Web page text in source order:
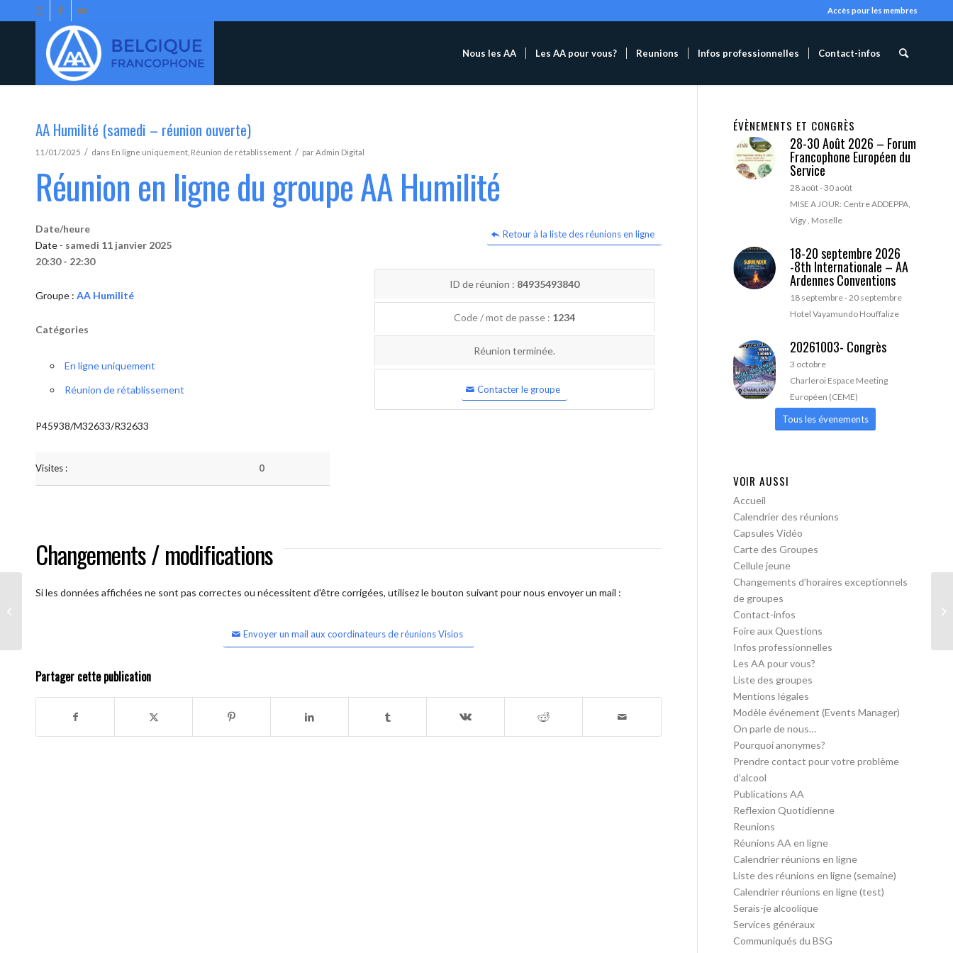
Accès pour les membres
Nous les AA Les AA pour vous? Reunions Infos professionnelles Contact-infos
AA Humilité (samedi – réunion ouverte)
11/01/2025 / dans En ligne uniquement Réunion de rétablissement / parAdmin Digital
Réunion en ligne du groupe AA Humilité
Retour à la liste des réunions en ligne
Date/heure
Date - samedi 11 janvier 2025
20:30 - 22:30
Groupe : AA Humilité
Catégories
En ligne uniquement
Réunion de rétablissement
P45938/M32633/R32633
Visites : 0
ID de réunion : 84935493840
Code / mot de passe : 1234
Réunion terminée.
Contacter le groupe
Changements / modifications
Si les données affichées ne sont pas correctes ou nécessitent d'être corrigées, utilisez le bouton suivant pour nous envoyer un mail :
Envoyer un mail aux coordinateurs de réunions Visios
Partager cette publication
ÉVÈNEMENTS ET CONGRÈS
28-30 Août 2026 – Forum
Francophone Européen du
Service
28 août-30 août
MISE A JOUR: Centre ADDEPPA,
Vigy , Moselle
18-20 septembre 2026
-8th Internationale – AA
Ardennes Conventions
18 septembre-20 septembre
Hotel Vayamundo Houffalize
20261003- Congrès
3 octobre
Charleroi Espace Meeting
Européen (CEME)
Tous les évenements
VOIR AUSSI
Accueil
Calendrier des réunions
Capsules Vidéo
Carte des Groupes
Cellule jeune
Changements d’horaires exceptionnels
de groupes
Contact-infos
Foire aux Questions
Infos professionnelles
Les AA pour vous?
Liste des groupes
Mentions légales
Modèle événement (Events Manager)
On parle de nous…
Pourquoi anonymes?
Prendre contact pour votre problème
d’alcool
Publications AA
Reflexion Quotidienne
Reunions
Réunions AA en ligne
Calendrier réunions en ligne
Liste des réunions en ligne (semaine)
Calendrier réunions en ligne (test)
Serais-je alcoolique
Services généraux
Communiqués du BSG